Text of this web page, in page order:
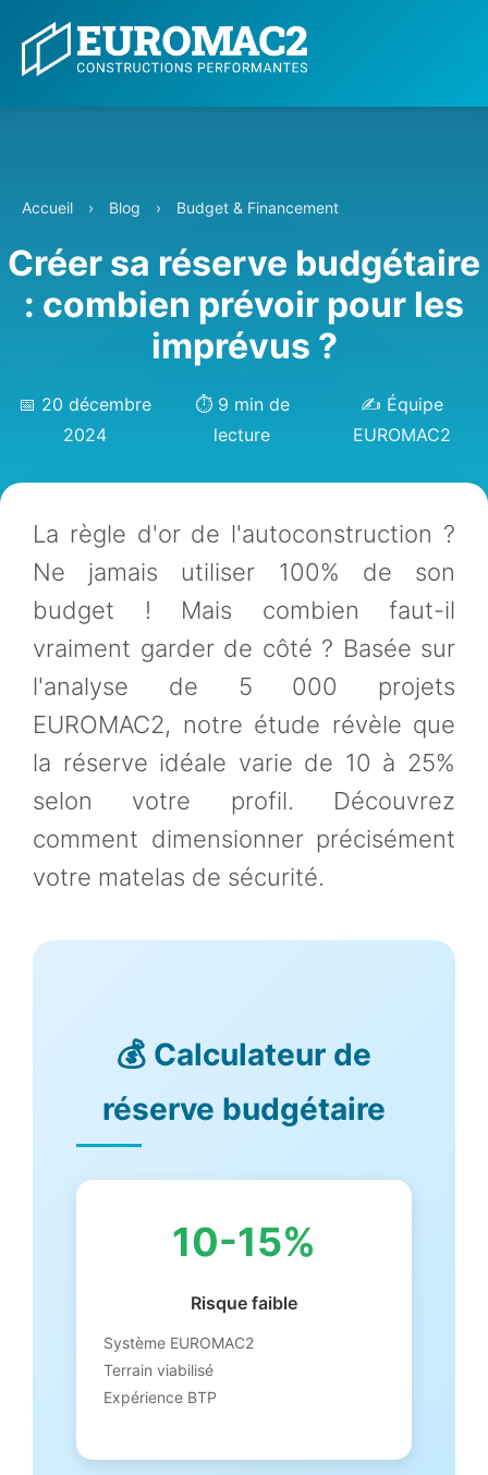
Accueil › Blog › Budget & Financement
Créer sa réserve budgétaire
: combien prévoir pour les
imprévus ?
📅 20 décembre
2024
⏱️ 9 min de
lecture
✍️ Équipe
EUROMAC2
La règle d'or de l'autoconstruction ?
Ne jamais utiliser 100% de son
budget ! Mais combien faut-il
vraiment garder de côté ? Basée sur
l'analyse de 5 000 projets
EUROMAC2, notre étude révèle que
la réserve idéale varie de 10 à 25%
selon votre profil. Découvrez
comment dimensionner précisément
votre matelas de sécurité.
💰 Calculateur de
réserve budgétaire
10-15%
Risque faible
Système EUROMAC2
Terrain viabilisé
Expérience BTP